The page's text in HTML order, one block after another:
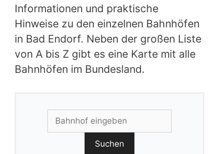
Informationen und praktische
Hinweise zu den einzelnen Bahnhöfen
in Bad Endorf. Neben der großen Liste
von A bis Z gibt es eine Karte mit alle
Bahnhöfen im Bundesland.
Suchen